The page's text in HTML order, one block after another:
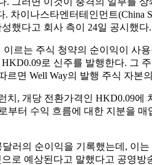
이나스타엔터테인먼트(China
했다고 회사 측이 24일 공시했다.
르는 주식 청약의 순이익이 사
로 신주를 발행한다. 그
면 Well Way의 발행 주식 자본
, 개당 전환가격인 HKD0.09에
터 수익 흐름에 대한 지분을
러의 순이익을 기록했는데, 이
로 예상된다고 말했다고 공영